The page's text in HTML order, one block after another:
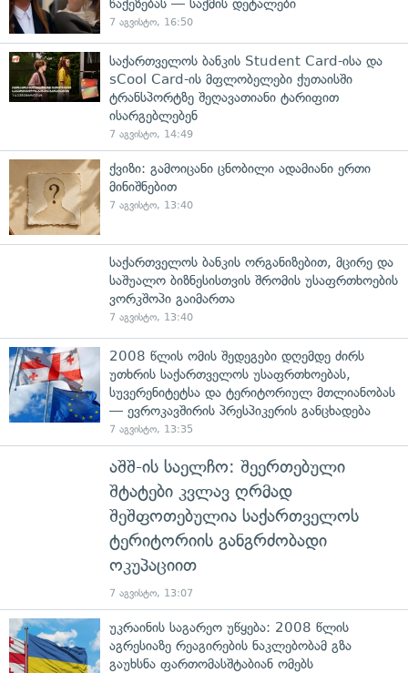
წაქეზებას — საქმის დეტალები
7 აგვისტო, 16:50
საქართველოს ბანკის Student Card-ისა და
sCool Card-ის მფლობელები ქუთაისში
ტრანსპორტზე შეღავათიანი ტარიფით
ისარგებლებენ
7 აგვისტო, 14:49
ქვიზი: გამოიცანი ცნობილი ადამიანი ერთი
მინიშნებით
7 აგვისტო, 13:40
საქართველოს ბანკის ორგანიზებით, მცირე და
საშუალო ბიზნესისთვის შრომის უსაფრთხოების
ვორკშოპი გაიმართა
7 აგვისტო, 13:40
2008 წლის ომის შედეგები დღემდე ძირს
უთხრის საქართველოს უსაფრთხოებას,
სუვერენიტეტსა და ტერიტორიულ მთლიანობას
— ევროკავშირის პრესპიკერის განცხადება
7 აგვისტო, 13:35
აშშ-ის საელჩო: შეერთებული
შტატები კვლავ ღრმად
შეშფოთებულია საქართველოს
ტერიტორიის განგრძობადი
ოკუპაციით
7 აგვისტო, 13:07
უკრაინის საგარეო უწყება: 2008 წლის
აგრესიაზე რეაგირების ნაკლებობამ გზა
გაუხსნა ფართომასშტაბიან ომებს